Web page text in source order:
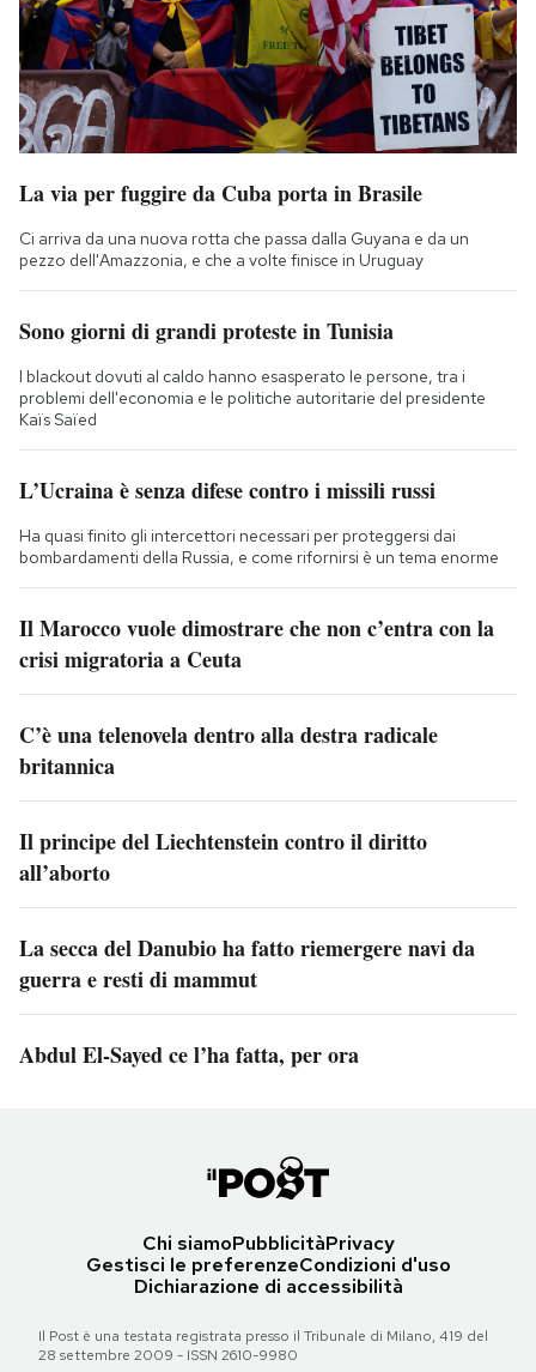
La via per fuggire da Cuba porta in Brasile
Ci arriva da una nuova rotta che passa dalla Guyana e da un
pezzo dell'Amazzonia, e che a volte finisce in Uruguay
Sono giorni di grandi proteste in Tunisia
I blackout dovuti al caldo hanno esasperato le persone, tra i
problemi dell'economia e le politiche autoritarie del presidente
Kaïs Saïed
L’Ucraina è senza difese contro i missili russi
Ha quasi finito gli intercettori necessari per proteggersi dai
bombardamenti della Russia, e come rifornirsi è un tema enorme
Il Marocco vuole dimostrare che non c’entra con la
crisi migratoria a Ceuta
C’è una telenovela dentro alla destra radicale
britannica
Il principe del Liechtenstein contro il diritto
all’aborto
La secca del Danubio ha fatto riemergere navi da
guerra e resti di mammut
Abdul El-Sayed ce l’ha fatta, per ora
Chi siamoPubblicitàPrivacy
Gestisci le preferenzeCondizioni d'uso
Dichiarazione di accessibilità
Il Post è una testata registrata presso il Tribunale di Milano, 419 del
28 settembre 2009 - ISSN 2610-9980